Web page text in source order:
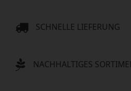
SCHNELLE LIEFERUNG
NACHHALTIGES